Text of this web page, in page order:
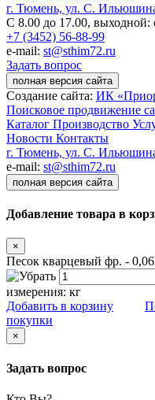
г. Тюмень, ул. С.
С 8.00 до 17.00, выходной:
+7 (3452) 56-88-99
e-mail: st@sthim72.ru
Задать вопрос
полная версия сайта
Создание сайта: ИК
Поисковое продвижение
Каталог Производство
Новости Контакты
г. Тюмень, ул. С.
e-mail: st@sthim72.ru
полная версия сайта
Добавление товара в
×
Песок кварцевый фр. -
измерения: кг
Добавить в корзину
покупки
×
Задать вопрос